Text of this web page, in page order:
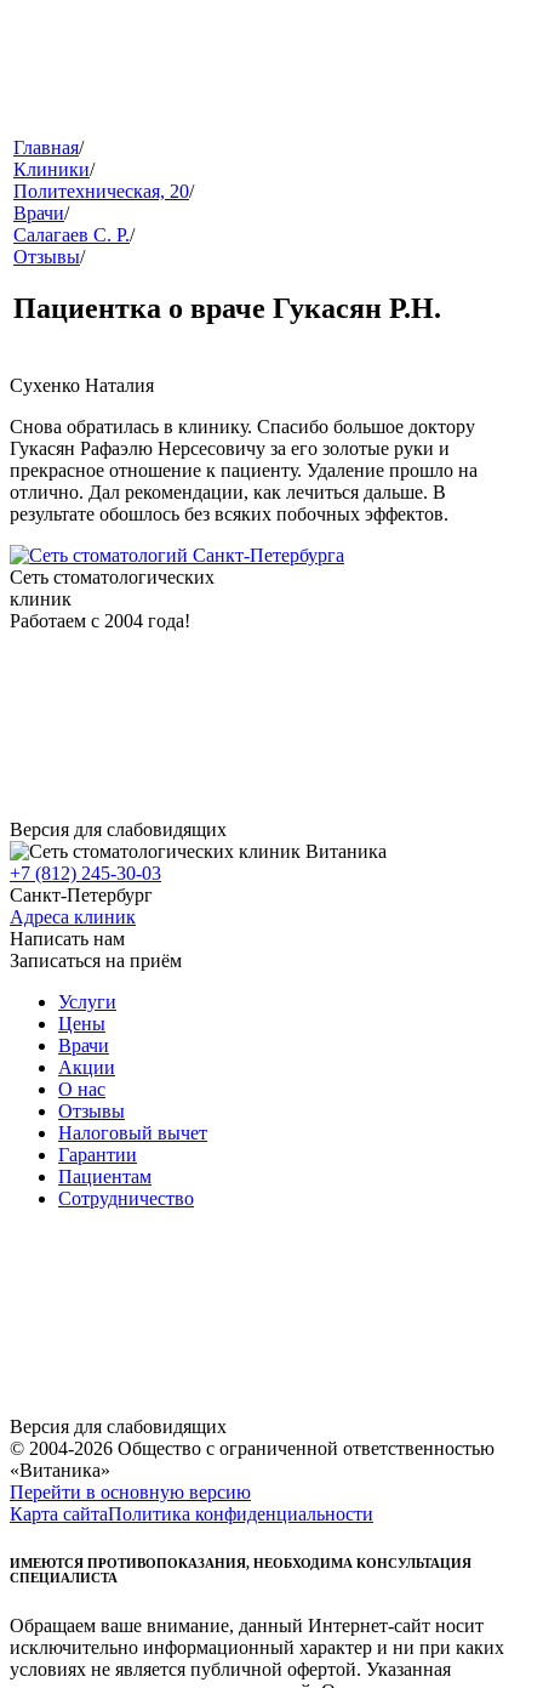
меню
клиники
Главная/
Клиники/
Политехническая, 20/
Врачи/
Салагаев С. Р./
Отзывы/
Пациентка о враче Гукасян Р.Н.
Сухенко Наталия
Снова обратилась в клинику. Спасибо большое доктору
Гукасян Рафаэлю Нерсесовичу за его золотые руки и
прекрасное отношение к пациенту. Удаление прошло на
отлично. Дал рекомендации, как лечиться дальше. В
результате обошлось без всяких побочных эффектов.
Сеть стоматологических
клиник
Работаем с 2004 года!
Версия для слабовидящих
+7 (812) 245-30-03
Санкт-Петербург
Адреса клиник
Написать нам
Записаться на приём
Услуги
Цены
Врачи
Акции
О нас
Отзывы
Налоговый вычет
Гарантии
Пациентам
Сотрудничество
Версия для слабовидящих
© 2004-2026 Общество с ограниченной ответственностью
«Витаника»
Перейти в основную версию
Карта сайтаПолитика конфиденциальности
ИМЕЮТСЯ ПРОТИВОПОКАЗАНИЯ, НЕОБХОДИМА КОНСУЛЬТАЦИЯ
СПЕЦИАЛИСТА
Обращаем ваше внимание, данный Интернет-сайт носит
исключительно информационный характер и ни при каких
условиях не является публичной офертой. Указанная